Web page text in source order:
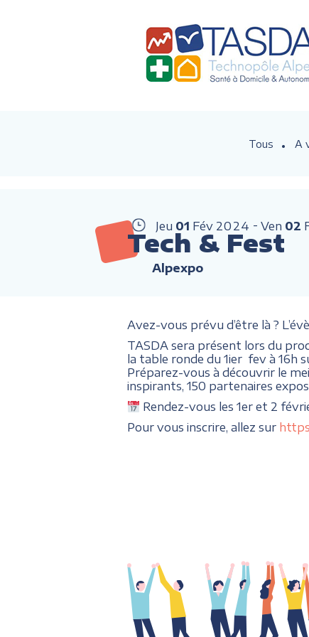
Tous A
Jeu 01 Fév 2024 Ven 02
Tech & Fest
Alpexpo
Avez-vous prévu d’être là ?
TASDA sera présent lors du
la table ronde du 1ier fev à 16h
Préparez-vous à découvrir le
inspirants, 150 partenaires
Rendez-vous les 1er et 2
Pour vous inscrire, allez sur